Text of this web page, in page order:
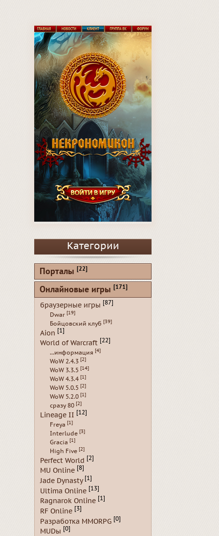
Категории
Порталы [22]
Онлайновые игры [171]
браузерные игры [87]
Dwar [19]
Бойцовский клуб [39]
Aion [1]
World of Warcraft [22]
...информация [4]
WoW 2.4.3 [2]
WoW 3.3.5 [14]
WoW 4.3.4 [1]
WoW 5.0.5 [2]
WoW 5.2.0 [1]
сразу 80 [2]
Lineage II [12]
Freya [1]
Interlude [3]
Gracia [1]
High Five [2]
Perfect World [2]
MU Online [8]
Jade Dynasty [1]
Ultima Online [13]
Ragnarok Online [1]
RF Online [3]
Разработка MMORPG [0]
MUDы [0]